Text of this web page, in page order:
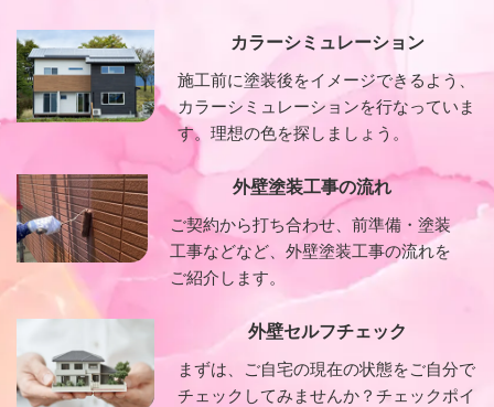
カラーシミュレーション
施工前に塗装後をイメージできるよう、
カラーシミュレーションを行なっていま
す。理想の色を探しましょう。
外壁塗装工事の流れ
ご契約から打ち合わせ、前準備・塗装
工事などなど、外壁塗装工事の流れを
ご紹介します。
外壁セルフチェック
まずは、ご自宅の現在の状態をご自分で
チェックしてみませんか？チェックポイ